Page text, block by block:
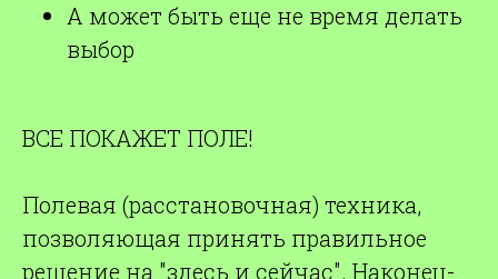
А может быть еще не время делать
выбор
ВСЕ ПОКАЖЕТ ПОЛЕ!
Полевая (расстановочная) техника,
позволяющая принять правильное
решение на "здесь и сейчас". Наконец-